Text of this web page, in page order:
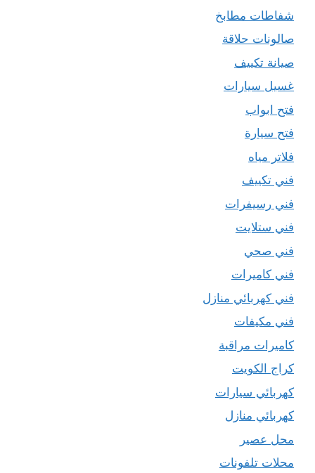
شفاطات مطابخ
صالونات حلاقة
صيانة تكييف
غسيل سيارات
فتح ابواب
فتح سيارة
فلاتر مياه
فني تكييف
فني رسيفرات
فني ستلايت
فني صحي
فني كاميرات
فني كهربائي منازل
فني مكيفات
كاميرات مراقبة
كراج الكويت
كهربائي سيارات
كهربائي منازل
محل عصير
محلات تلفونات